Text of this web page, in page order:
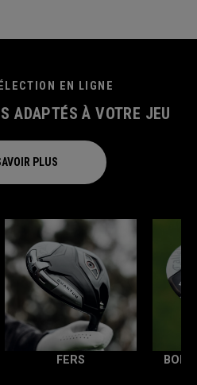
EN LIGNE
ADAPTÉS À VOTRE JEU
PLUS
FERS BOIS